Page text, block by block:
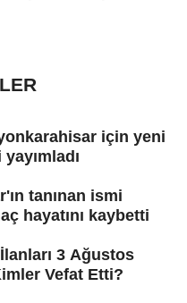
için yeni
tanınan ismi
hayatını kaybetti
3 Ağustos
Vefat Etti?